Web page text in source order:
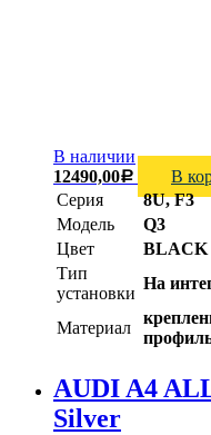
В наличии
12490,00Р
В
Серия
8U, F3
Модель
Q3
Цвет
BLACK
Тип
установки
На
Материал
AUDI A4
Silver